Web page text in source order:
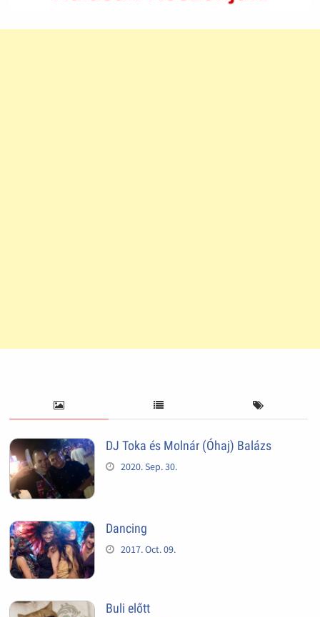
DJ Toka és Molnár (Óhaj) Balázs
2020. Sep. 30.
Dancing
2017. Oct. 09.
Buli előtt